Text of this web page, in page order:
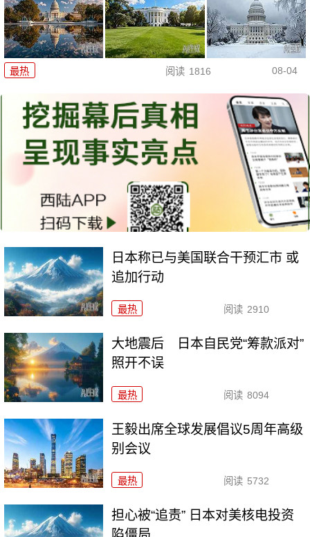
最热 阅读 1816 08-04
日本称已与美国联合干预汇市 或
追加行动
最热 阅读 2910
大地震后 日本自民党“筹款派对”
照开不误
最热 阅读 8094
王毅出席全球发展倡议5周年高级
别会议
最热 阅读 5732
担心被“追责” 日本对美核电投资